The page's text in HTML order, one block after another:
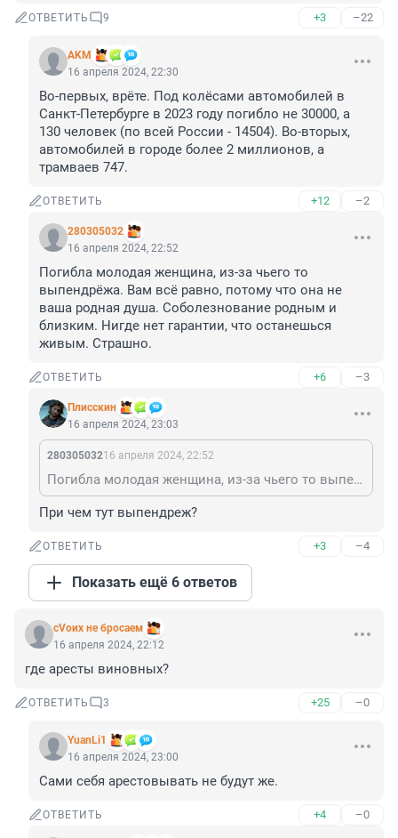
ОТВЕТИТЬ 9 +3 –22
AKM
16 апреля 2024, 22:30
Во-первых, врёте. Под колёсами автомобилей в
Санкт-Петербурге в 2023 году погибло не 30000, а
130 человек (по всей России - 14504). Во-вторых,
автомобилей в городе более 2 миллионов, а
трамваев 747.
ОТВЕТИТЬ +12 –2
280305032
16 апреля 2024, 22:52
Погибла молодая женщина, из-за чьего то
выпендрёжа. Вам всё равно, потому что она не
ваша родная душа. Соболезнование родным и
близким. Нигде нет гарантии, что останешься
живым. Страшно.
ОТВЕТИТЬ +6 –3
Плисскин
16 апреля 2024, 23:03
28030503216 апреля 2024, 22:52
Погибла молодая женщина, из-за чьего то выпендрёжа. Вам всё равно, потому что она не ваша родная душа. Соболезнование родным и близким. Нигде нет гарантии, что останешься живым. Страшно.
При чем тут выпендреж?
ОТВЕТИТЬ +3 –4
Показать ещё 6 ответов
сVоих не бросаем
16 апреля 2024, 22:12
где аресты виновных?
ОТВЕТИТЬ 3 +25 –0
YuanLi1
16 апреля 2024, 23:00
Сами себя арестовывать не будут же.
ОТВЕТИТЬ +4 –0